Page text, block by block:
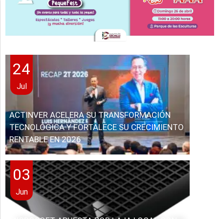
24
Jul
ACTINVER ACELERA SU TRANSFORMACIÓN
TECNOLÓGICA Y FORTALECE SU CRECIMIENTO
RENTABLE EN 2026
03
Jun